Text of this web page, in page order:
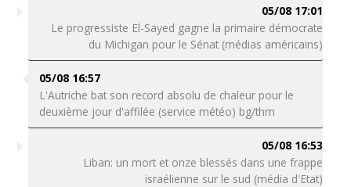
05/08 17:01
Le progressiste El-Sayed gagne la primaire démocrate
du Michigan pour le Sénat (médias américains)
05/08 16:57
L'Autriche bat son record absolu de chaleur pour le
deuxième jour d'affilée (service météo) bg/thm
05/08 16:53
Liban: un mort et onze blessés dans une frappe
israélienne sur le sud (média d'Etat)